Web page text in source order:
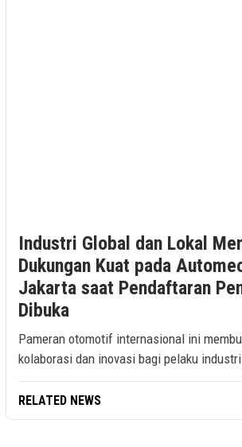
Industri Global dan Lokal
Dukungan Kuat pada
Jakarta saat Pendaftaran
Dibuka
Pameran otomotif internasional ini
kolaborasi dan inovasi bagi pelaku
RELATED NEWS